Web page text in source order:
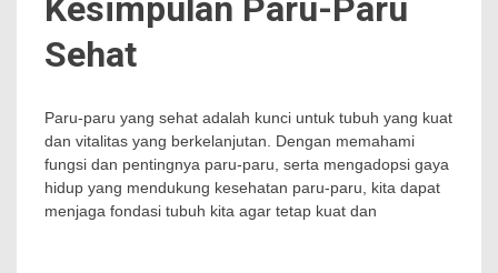
Kesimpulan Paru-Paru
Sehat
Paru-paru yang sehat adalah kunci untuk tubuh yang kuat
dan vitalitas yang berkelanjutan. Dengan memahami
fungsi dan pentingnya paru-paru, serta mengadopsi gaya
hidup yang mendukung kesehatan paru-paru, kita dapat
menjaga fondasi tubuh kita agar tetap kuat dan